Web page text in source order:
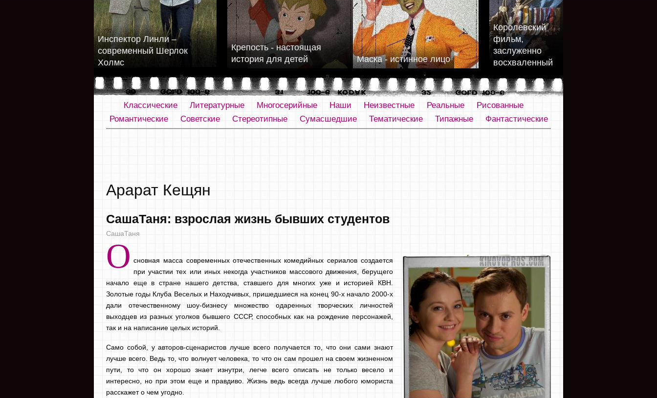
Инспектор Линли –
современный Шерлок
Холмс
Крепость - настоящая
история для детей
Маска - истинное лицо
Королевский
фильм,
заслуженно
восхваленный
Классические Литературные Многосерийные Наши Неизвестные Реальные
Рисованные
Романтические
Советские Стереотипные Сумасшедшие Тематические Типажные Фантастические
Арарат Кещян
СашаТаня: взрослая жизнь бывших студентов
СашаТаня
О сновная масса современных отечественных комедийных сериалов создается
при участии тех или иных некогда участников массового движения, берущего
начало еще в стране нашего детства, ставшего для многих уже и историей КВН.
Золотые годы Клуба Веселых и Находчивых, пришедшиеся на конец 90-х начало 2000-х
дали отечественному шоу-бизнесу множество одаренных творческих личностей
выходцев из разных уголков бывшего СССР, способных как на рождение персонажей,
так и на написание целых историй.
Само собой, у авторов-сценаристов лучше всего получается то, что они сами знают
лучше всего. Ведь то, что волнует человека, то что он сам прошел на своем жизненном
пути, то что он хорошо знает изнутри, легче всего описать не только весело и
интересно, но при этом еще и правдиво. Жизнь ведь всегда лучше любого юмориста
расскажет о чем угодно.